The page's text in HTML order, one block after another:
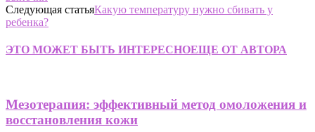
Следующая статьяКакую температуру нужно сбивать у
ребенка?
ЭТО МОЖЕТ БЫТЬ ИНТЕРЕСНОЕЩЕ ОТ АВТОРА
Мезотерапия: эффективный метод омоложения и
восстановления кожи